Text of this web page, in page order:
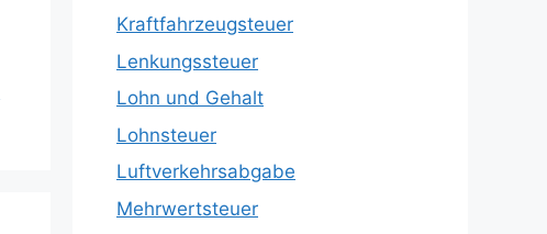
Kraftfahrzeugsteuer
Lenkungssteuer
Lohn und Gehalt
Lohnsteuer
Luftverkehrsabgabe
Mehrwertsteuer